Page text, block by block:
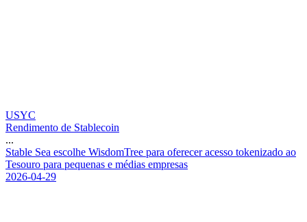
USYC
Rendimento de Stablecoin
...
Stable Sea escolhe WisdomTree para oferecer acesso tokenizado ao
Tesouro para pequenas e médias empresas
2026-04-29